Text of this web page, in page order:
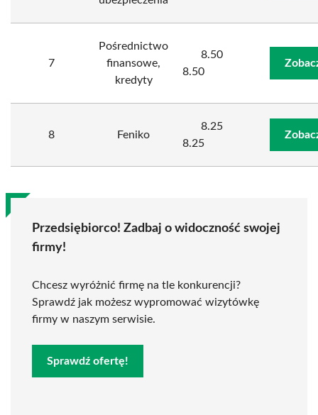
7
Pośrednictwo
finansowe,
kredyty
8.50
8.50
8 Feniko
8.25
8.25
Przedsiębiorco! Zadbaj o widoczność swojej
firmy!
Chcesz wyróżnić firmę na tle konkurencji?
Sprawdź jak możesz wypromować wizytówkę
firmy w naszym serwisie.
Sprawdź ofertę!